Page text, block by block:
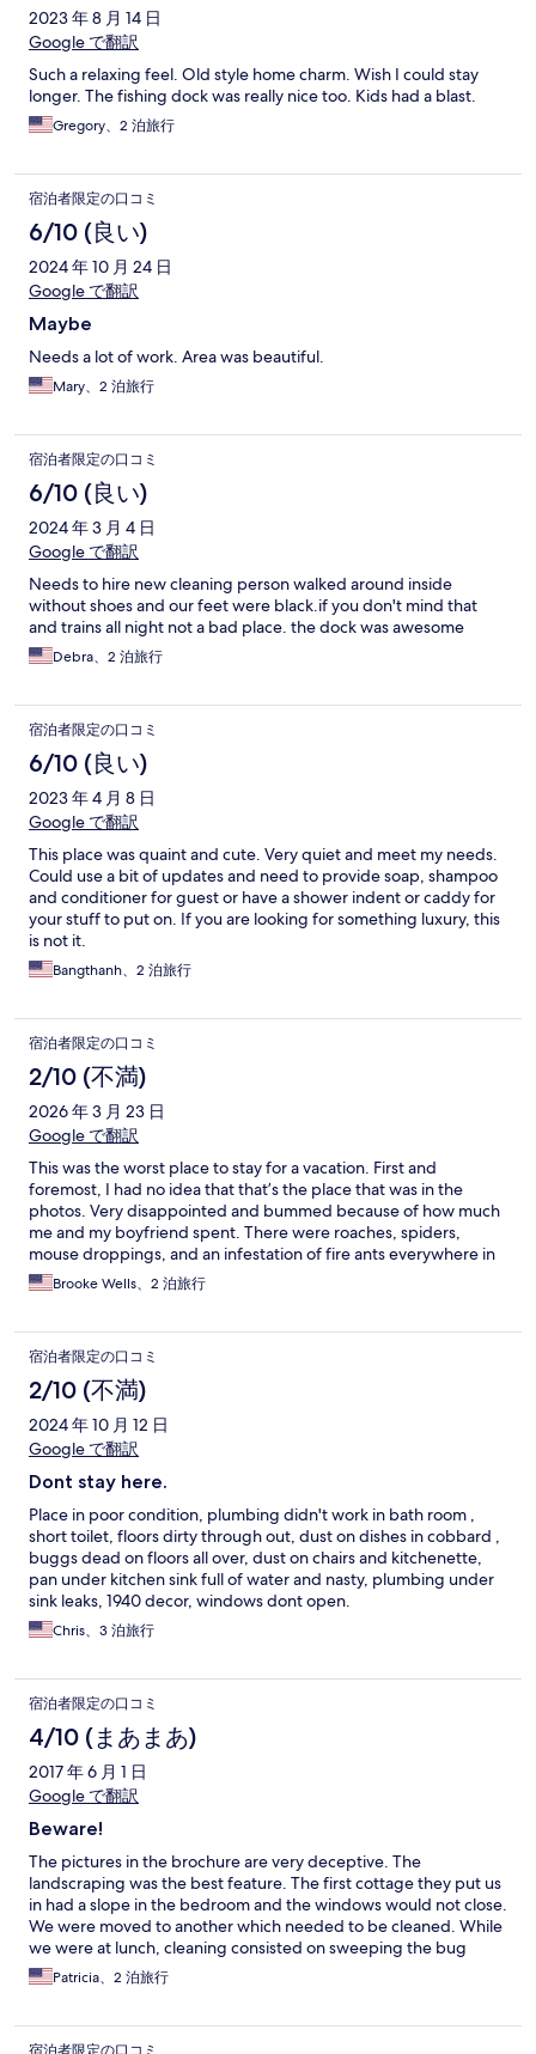
2023 年 8 月 14 日
Google で翻訳
Such a relaxing feel. Old style home charm. Wish I could stay
longer. The fishing dock was really nice too. Kids had a blast.
Gregory、2 泊旅行
宿泊者限定の口コミ
6/10 (良い)
2024 年 10 月 24 日
Google で翻訳
Maybe
Needs a lot of work. Area was beautiful.
Mary、2 泊旅行
宿泊者限定の口コミ
6/10 (良い)
2024 年 3 月 4 日
Google で翻訳
Needs to hire new cleaning person walked around inside
without shoes and our feet were black.if you don't mind that
and trains all night not a bad place. the dock was awesome
Debra、2 泊旅行
宿泊者限定の口コミ
6/10 (良い)
2023 年 4 月 8 日
Google で翻訳
This place was quaint and cute. Very quiet and meet my needs.
Could use a bit of updates and need to provide soap, shampoo
and conditioner for guest or have a shower indent or caddy for
your stuff to put on. If you are looking for something luxury, this
is not it.
Bangthanh、2 泊旅行
宿泊者限定の口コミ
2/10 (不満)
2026 年 3 月 23 日
Google で翻訳
This was the worst place to stay for a vacation. First and
foremost, I had no idea that that’s the place that was in the
photos. Very disappointed and bummed because of how much
me and my boyfriend spent. There were roaches, spiders,
mouse droppings, and an infestation of fire ants everywhere in
every corner of this shed like building, they were in our clothes,
shoes and suitcases. It smelt like animal pee and was NOT
growing around the AC and the roof of the shed had plants
growing all in the corners. This place was filthy and looks like it
hasn’t been maintained for years. My boyfriend is in and out of
hospitals right now for a virus, I’m hoping that has nothing to do
with the cleanliness of this place. I am fighting for a refund! This
place NEEDS to be shut down ASAP. It’s 100% a health hazard.
paid for. Went to a hotel immediately.
Brooke Wells、2 泊旅行
宿泊者限定の口コミ
2/10 (不満)
2024 年 10 月 12 日
Google で翻訳
Dont stay here.
Place in poor condition, plumbing didn't work in bath room ,
short toilet, floors dirty through out, dust on dishes in cobbard ,
buggs dead on floors all over, dust on chairs and kitchenette,
pan under kitchen sink full of water and nasty, plumbing under
sink leaks, 1940 decor, windows dont open.
Chris、3 泊旅行
宿泊者限定の口コミ
4/10 (まあまあ)
2017 年 6 月 1 日
Google で翻訳
Beware!
The pictures in the brochure are very deceptive. The
landscraping was the best feature. The first cottage they put us
in had a slope in the bedroom and the windows would not close.
We were moved to another which needed to be cleaned. While
we were at lunch, cleaning consisted on sweeping the bug
wings from the top of the toilet to the toilet seat. The crust of
bug debris above the sofa was not touched. We had to by a
running the AC but did not for the two days we were there. We
Patricia、2 泊旅行